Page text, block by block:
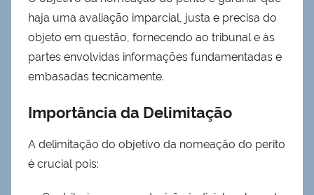
haja uma avaliação imparcial, justa e precisa do
objeto em questão, fornecendo ao tribunal e às
partes envolvidas informações fundamentadas e
embasadas tecnicamente.
Importância da Delimitação
A delimitação do objetivo da nomeação do perito
é crucial pois: